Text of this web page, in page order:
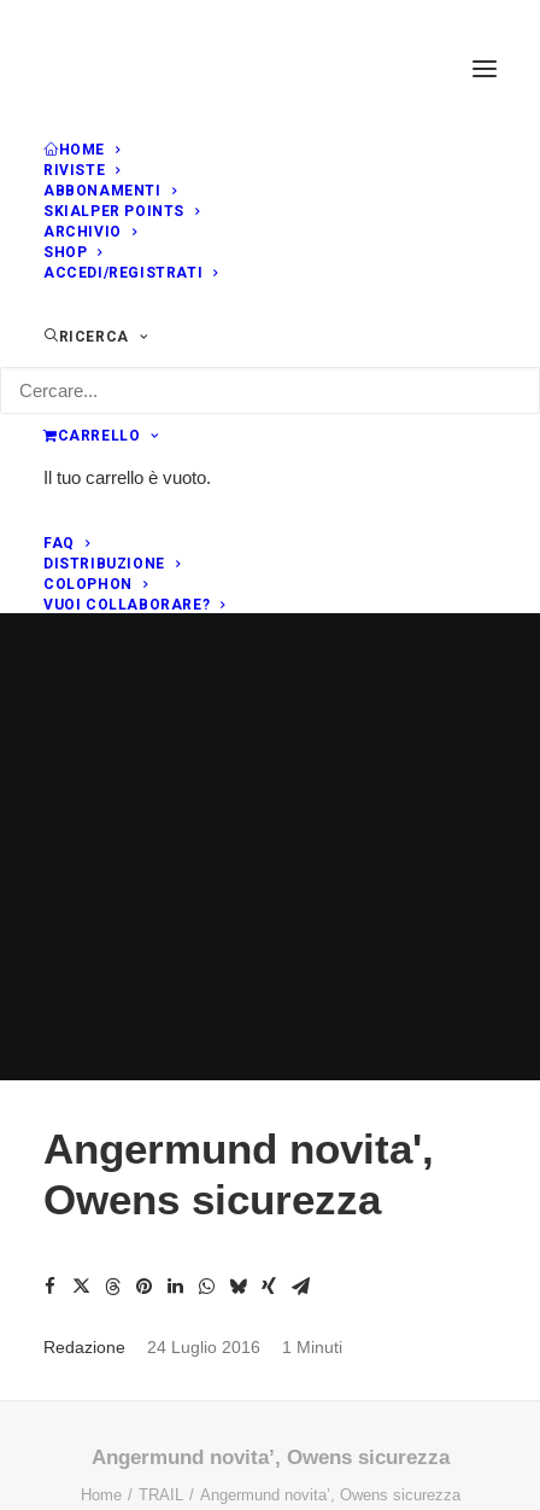
HOME
RIVISTE
ABBONAMENTI
SKIALPER POINTS
ARCHIVIO
SHOP
ACCEDI/REGISTRATI
RICERCA
CARRELLO
Il tuo carrello è vuoto.
FAQ
DISTRIBUZIONE
COLOPHON
VUOI COLLABORARE?
Angermund novita',
Owens sicurezza
Redazione 24 Luglio 2016 1 Minuti
Angermund novita’, Owens sicurezza
Home TRAIL Angermund novita’, Owens sicurezza